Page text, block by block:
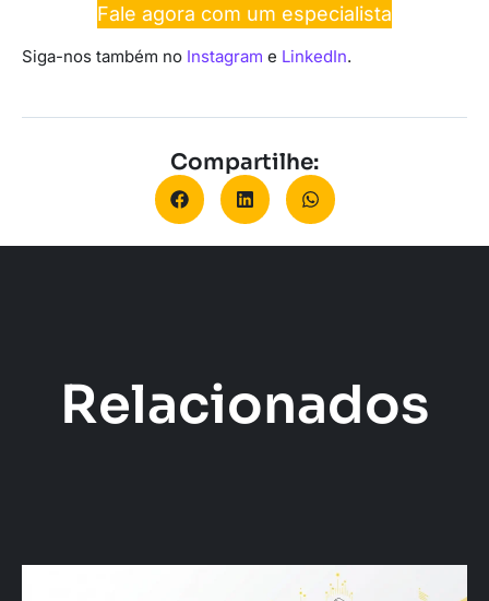
Fale agora com um especialista
Siga-nos também no Instagram e LinkedIn.
Compartilhe:
Relacionados